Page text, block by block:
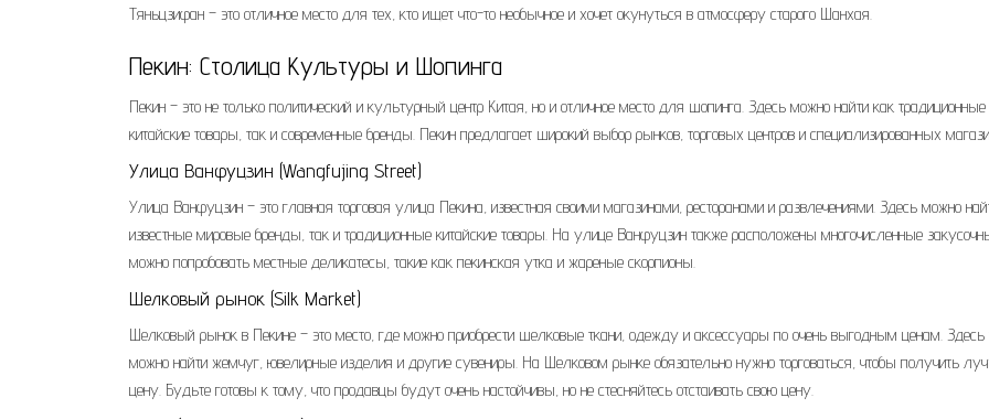
Тяньцзифан – это отличное место для тех, кто ищет что-то необычное и хочет окунуться в атмосферу старого Шанхая.
Пекин: Столица Культуры и Шопинга
Пекин – это не только политический и культурный центр Китая, но и отличное место для шопинга. Здесь можно найти как традиционные
китайские товары, так и современные бренды. Пекин предлагает широкий выбор рынков, торговых центров и специализированных
Улица Ванфуцзин (Wangfujing Street)
Улица Ванфуцзин – это главная торговая улица Пекина, известная своими магазинами, ресторанами и развлечениями. Здесь можно
известные мировые бренды, так и традиционные китайские товары. На улице Ванфуцзин также расположены многочисленные
можно попробовать местные деликатесы, такие как пекинская утка и жареные скорпионы.
Шелковый рынок (Silk Market)
Шелковый рынок в Пекине – это место, где можно приобрести шелковые ткани, одежду и аксессуары по очень выгодным ценам. Здесь
можно найти жемчуг, ювелирные изделия и другие сувениры. На Шелковом рынке обязательно нужно торговаться, чтобы получить
цену. Будьте готовы к тому, что продавцы будут очень настойчивы, но не стесняйтесь отстаивать свою цену.